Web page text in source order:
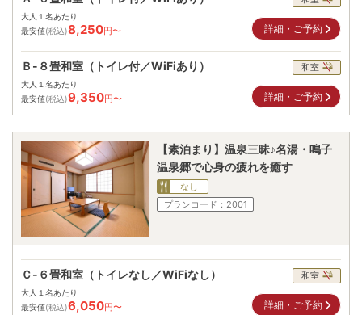
詳細・ご予約
大人１名あたり
最安値(税込)8,250円〜
Ｂ-８畳和室（トイレ付／WiFiあり） 和室
詳細・ご予約
大人１名あたり
最安値(税込)9,350円〜
【素泊まり】温泉三昧♪名湯・鳴子
温泉郷で心身の疲れを癒す
なし
プランコード： 2001
Ｃ-６畳和室（トイレなし／WiFiなし） 和室
詳細・ご予約
大人１名あたり
最安値(税込)6,050円〜